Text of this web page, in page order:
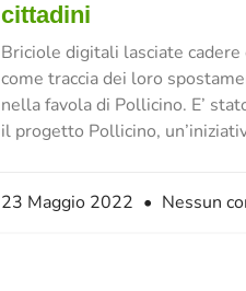
cittadini
Briciole digitali lasciate cadere
come traccia dei loro
nella favola di Pollicino. E’
il progetto Pollicino,
23 Maggio 2022 Nessun